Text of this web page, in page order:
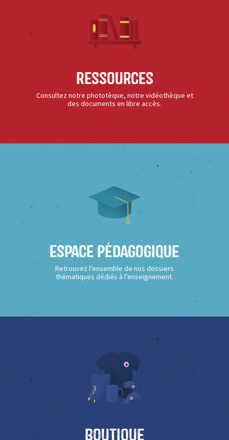
Ressources
Consultez notre phototèque, notre vidéothèque et
des documents en libre accès.
Espace Pédagogique
Retrouvez l’ensemble de nos dossiers
thématiques dédiés à l’enseignement.
Boutique